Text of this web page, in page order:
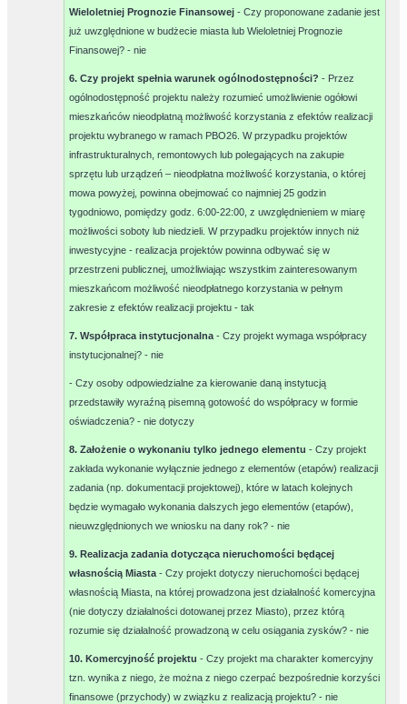
Wieloletniej Prognozie Finansowej- Czy proponowane zadanie jest
już uwzględnione w budżecie miasta lub Wieloletniej Prognozie
Finansowej? -nie
6. Czy projekt spełnia warunek ogólnodostępności?- Przez
ogólnodostępność projektu należy rozumieć umożliwienie ogółowi
mieszkańców nieodpłatną możliwość korzystania z efektów realizacji
projektu wybranego w ramach PBO26. W przypadku projektów
infrastrukturalnych, remontowych lub polegających na zakupie
sprzętu lub urządzeń – nieodpłatna możliwość korzystania, o której
mowa powyżej, powinna obejmować co najmniej 25 godzin
tygodniowo, pomiędzy godz. 6:00-22:00, z uwzględnieniem w miarę
możliwości soboty lub niedzieli. W przypadku projektów innych niż
inwestycyjne - realizacja projektów powinna odbywać się w
przestrzeni publicznej, umożliwiając wszystkim zainteresowanym
mieszkańcom możliwość nieodpłatnego korzystania w pełnym
zakresie z efektów realizacji projektu -tak
7. Współpraca instytucjonalna- Czy projekt wymaga współpracy
instytucjonalnej? -nie
- Czy osoby odpowiedzialne za kierowanie daną instytucją
przedstawiły wyraźną pisemną gotowość do współpracy w formie
oświadczenia? -nie dotyczy
8. Założenie o wykonaniu tylko jednego elementu- Czy projekt
zakłada wykonanie wyłącznie jednego z elementów (etapów) realizacji
zadania (np. dokumentacji projektowej), które w latach kolejnych
będzie wymagało wykonania dalszych jego elementów (etapów),
nieuwzględnionych we wniosku na dany rok? -nie
9. Realizacja zadania dotycząca nieruchomości będącej
własnością Miasta- Czy projekt dotyczy nieruchomości będącej
własnością Miasta, na której prowadzona jest działalność komercyjna
(nie dotyczy działalności dotowanej przez Miasto), przez którą
rozumie się działalność prowadzoną w celu osiągania zysków? -nie
10. Komercyjność projektu- Czy projekt ma charakter komercyjny
tzn. wynika z niego, że można z niego czerpać bezpośrednie korzyści
finansowe (przychody) w związku z realizacją projektu? -nie